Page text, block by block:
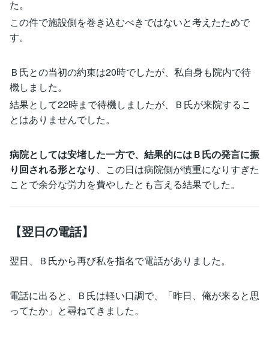
た。
この件で施設側を巻き込むべきではないと考えたためで
す。
Ｂ氏との当初の約束は20時でしたが、私自身も院内で待
機しました。
結果として22時まで待機しましたが、Ｂ氏が来院するこ
とはありませんでした。
病院としては安堵した一方で、結果的にはＢ氏の発言に振
り回される形となり 、この日は病院側が慎重になりすぎた
ことで余分な労力を費やしたとも言える結果でした。
【翌日の電話】
翌日、Ｂ氏から再び私を指名で電話がありました。
電話に出ると、Ｂ氏は軽い口調で、「昨日、俺が来ると思
ってたか」と尋ねてきました。